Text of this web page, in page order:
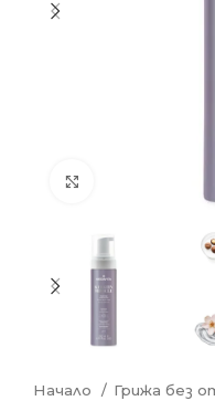
Начало
Грижа без